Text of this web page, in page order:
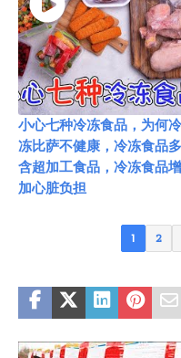
小心七种冷冻食品，为何冷
冻比萨不健康，冷冻食品多
含超加工食品，冷冻食品增
加心脏负担
1 2